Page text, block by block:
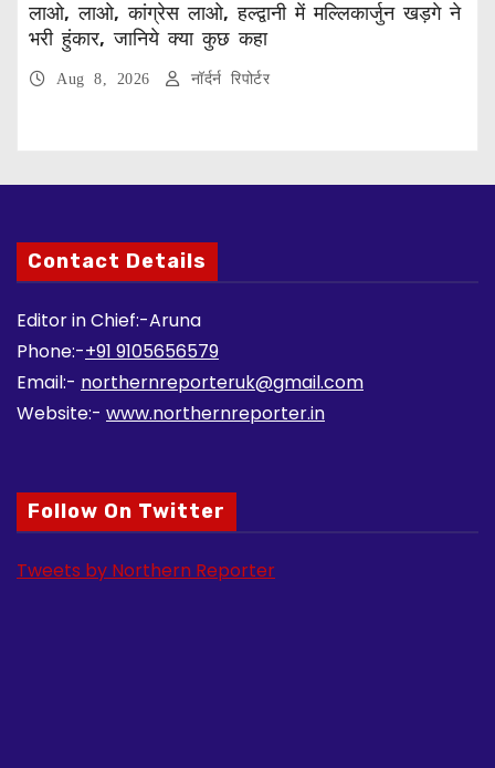
लाओ, लाओ, कांग्रेस लाओ, हल्द्वानी में मल्लिकार्जुन खड़गे ने
भरी हुंकार, जानिये क्या कुछ कहा
Aug 8, 2026 नॉर्दर्न रिपोर्टर
Contact Details
Editor in Chief:-Aruna
Phone:-+91 9105656579
Email:- northernreporteruk@gmail.com
Website:- www.northernreporter.in
Follow On Twitter
Tweets by Northern Reporter